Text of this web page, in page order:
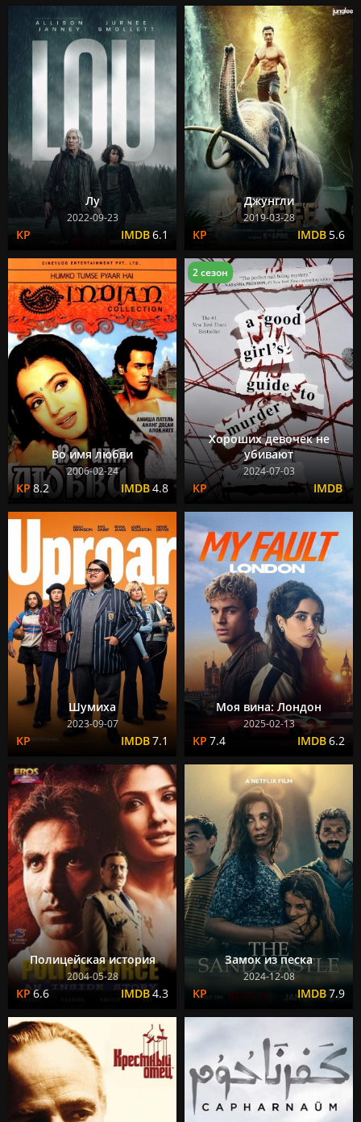
Лу
2022-09-23
6.1
Джунгли
2019-03-28
5.6
Во имя любви
2006-02-24
8.2 4.8
Хороших девочек не
убивают
2024-07-03
2 сезон
Шумиха
2023-09-07
7.1
Моя вина: Лондон
2025-02-13
7.4 6.2
Полицейская история
2004-05-28
6.6 4.3
Замок из песка
2024-12-08
7.9